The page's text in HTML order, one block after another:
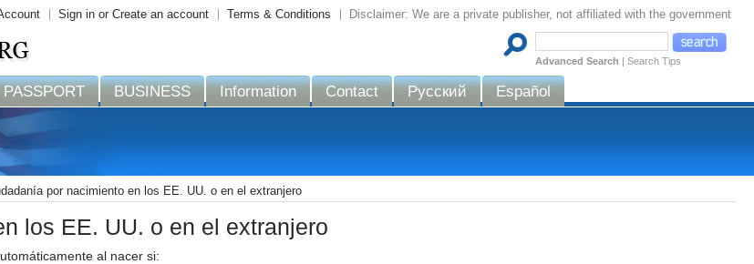
Sign in or Create an account Terms & Conditions Disclaimer: We are a private publisher, not affiliated with the government
Advanced Search | Search Tips
PASSPORT BUSINESS Information Contact Русский Español
por nacimiento en los EE. UU. o en el extranjero
los EE. UU. o en el extranjero
al nacer si: